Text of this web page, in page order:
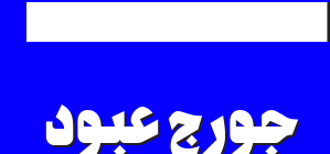
جورج عبود